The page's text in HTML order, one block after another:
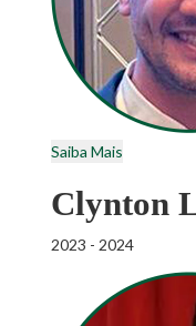
Saiba Mais
Clynton
2023 - 2024